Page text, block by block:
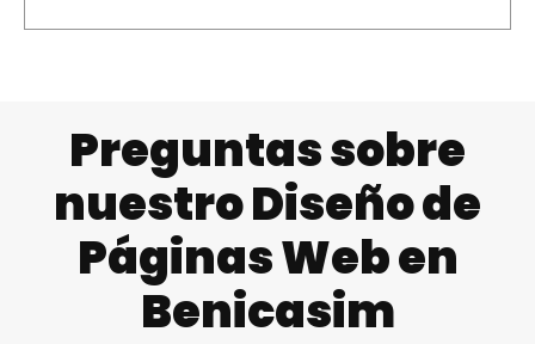
Preguntas sobre
nuestro Diseño de
Páginas Web en
Benicasim